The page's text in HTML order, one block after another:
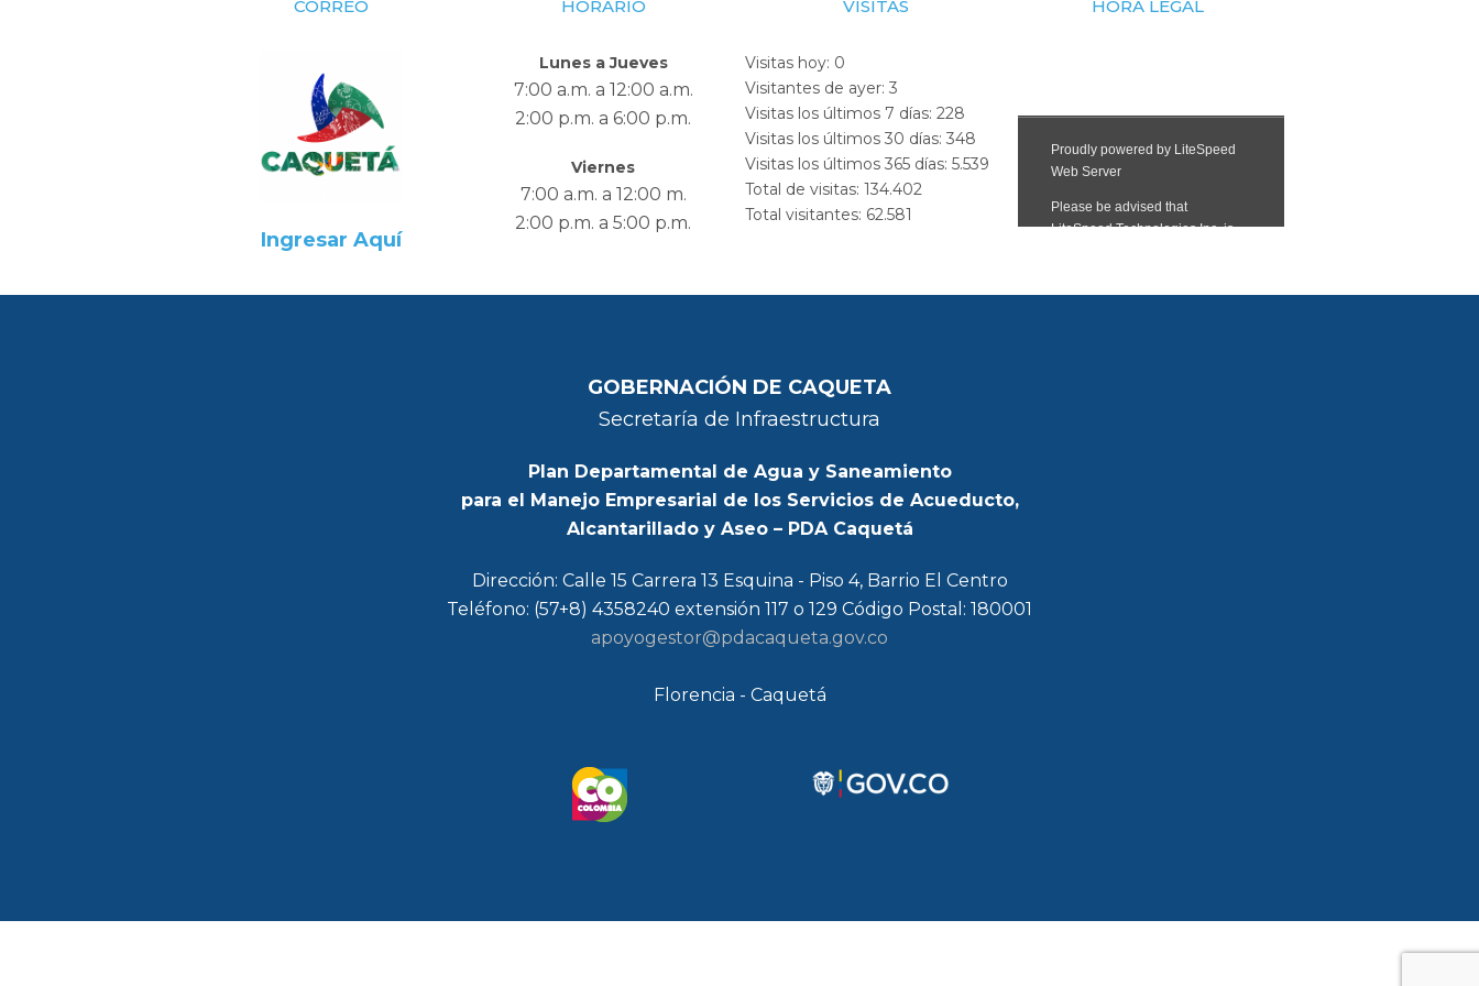
CORREO
Ingresar Aquí
HORARIO
Lunes a Jueves
7:00 a.m. a 12:00 a.m.
2:00 p.m. a 6:00 p.m.
Viernes
7:00 a.m. a 12:00 m.
2:00 p.m. a 5:00 p.m.
VISITAS
Visitas hoy: 0
Visitantes de ayer: 3
Visitas los últimos 7 días: 228
Visitas los últimos 30 días: 348
Visitas los últimos 365 días: 5.539
Total de visitas: 134.402
Total visitantes: 62.581
HORA LEGAL
GOBERNACIÓN DE CAQUETA
Secretaría de Infraestructura
Plan Departamental de Agua y Saneamiento
para el Manejo Empresarial de los Servicios de Acueducto,
Alcantarillado y Aseo – PDA Caquetá
Dirección: Calle 15 Carrera 13 Esquina - Piso 4, Barrio El Centro
Teléfono: (57+8) 4358240 extensión 117 o 129 Código Postal: 180001
apoyogestor@pdacaqueta.gov.co
Florencia - Caquetá